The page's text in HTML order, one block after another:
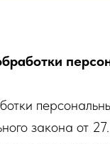
закона от